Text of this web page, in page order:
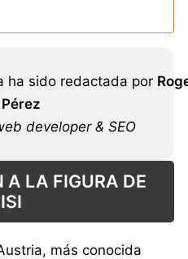
ha sido redactada por
developer & SEO
A LA FIGURA DE
más conocida